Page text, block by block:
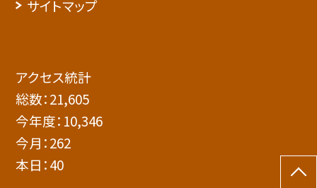
サイトマップ
アクセス統計
総数：21,605
今年度： 10,346
今月：262
本日：40